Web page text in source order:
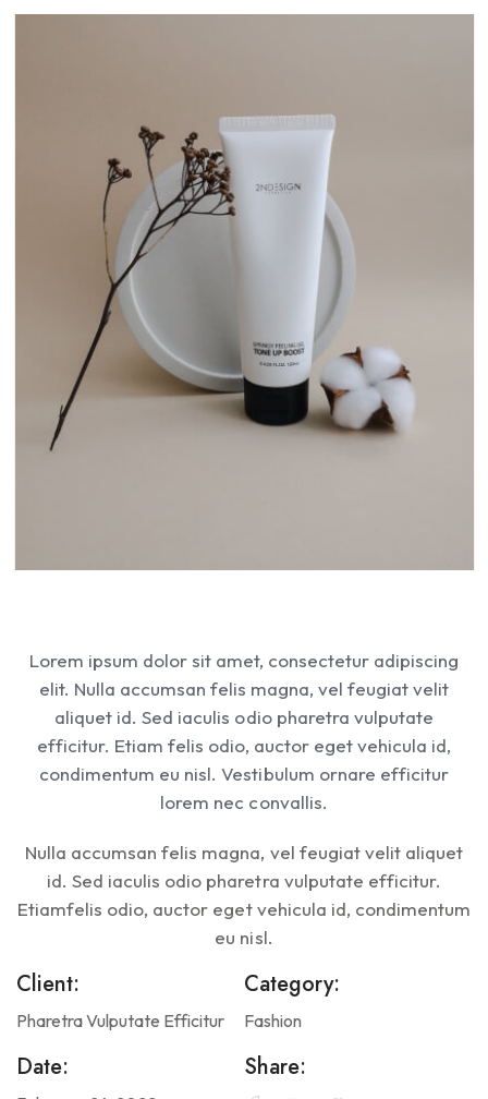
Lorem ipsum dolor sit amet, consectetur adipiscing
elit. Nulla accumsan felis magna, vel feugiat velit
aliquet id. Sed iaculis odio pharetra vulputate
efficitur. Etiam felis odio, auctor eget vehicula id,
condimentum eu nisl. Vestibulum ornare efficitur
lorem nec convallis.
Nulla accumsan felis magna, vel feugiat velit aliquet
id. Sed iaculis odio pharetra vulputate efficitur.
Etiamfelis odio, auctor eget vehicula id, condimentum
eu nisl.
Client:
Pharetra Vulputate Efficitur
Date:
Category:
Fashion
Share: